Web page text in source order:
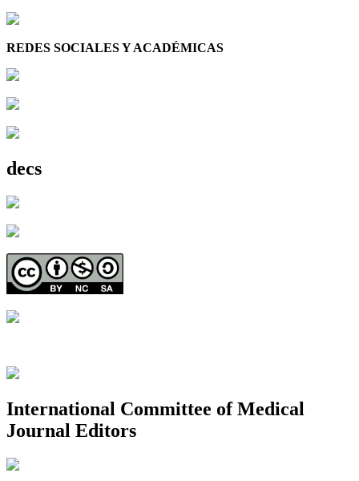
REDES SOCIALES Y ACADÉMICAS
decs
International Committee of Medical
Journal Editors